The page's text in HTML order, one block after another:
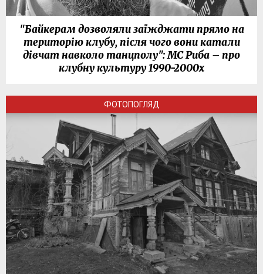
"Байкерам дозволяли заїжджати прямо на
територію клубу, після чого вони катали
дівчат навколо танцполу": МС Риба – про
клубну культуру 1990-2000х
ФОТОПОГЛЯД